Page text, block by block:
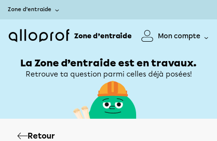
Zone d’entraide
Zone d’entraide Mon compte
La Zone d’entraide est en travaux.
Retrouve ta question parmi celles déjà posées!
Retour